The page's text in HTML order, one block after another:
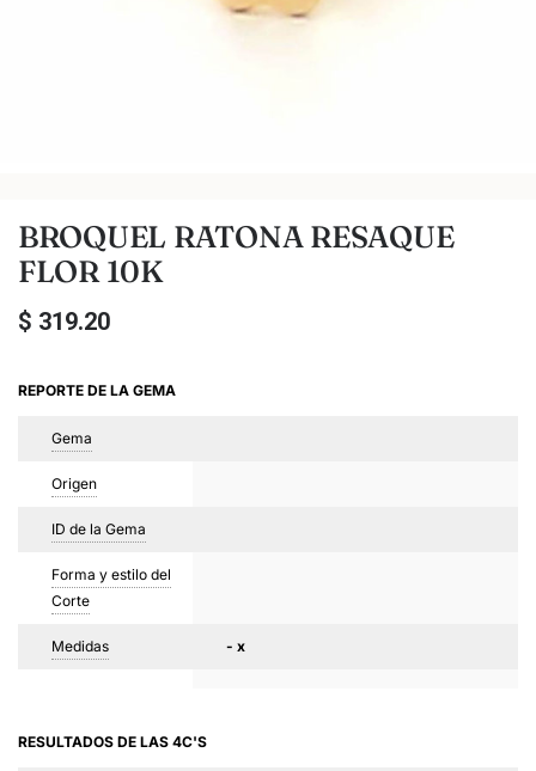
BROQUEL RATONA RESAQUE
FLOR 10K
$ 319.20
REPORTE DE LA GEMA
Gema
Origen
ID de la Gema
Forma y estilo del
Corte
Medidas - x
RESULTADOS DE LAS 4C'S